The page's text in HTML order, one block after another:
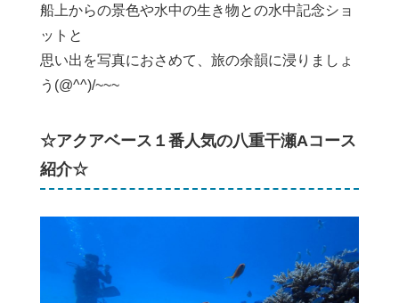
船上からの景色や水中の生き物との水中記念ショ
ットと
思い出を写真におさめて、旅の余韻に浸りましょ
う(@^^)/~~~
☆アクアベース１番人気の八重干瀬Aコース
紹介☆